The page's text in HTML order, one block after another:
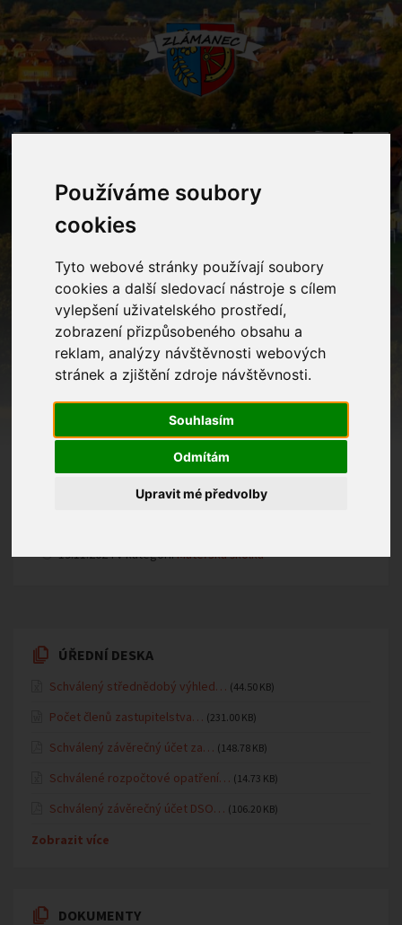
Používáme soubory
cookies
Tyto webové stránky používají soubory
cookies a další sledovací nástroje s cílem
vylepšení uživatelského prostředí,
zobrazení přizpůsobeného obsahu a
reklam, analýzy návštěvnosti webových
stránek a zjištění zdroje návštěvnosti.
Souhlasím
Odmítám
Upravit mé předvolby
Oznámení
Home Oznámení Fond Sidus
Fond Sidus
do 30. 11. 2024máte možnost ještě zakoupit knižní
publikaci s obrázkovým čtením Fondu Sidus
např. do mikulášského balíčku)
a podpořit tak jeho
činnost v oblasti péče o zdravotně znevýhodněné
19.11.2024 v kategoriiMateřská školka
ÚŘEDNÍ DESKA
Schválený střednědobý výhled… (44.50 KB)
Počet členů zastupitelstva… (231.00 KB)
Schválený závěrečný účet za… (148.78 KB)
Schválené rozpočtové opatření… (14.73 KB)
Schválený závěrečný účet DSO… (106.20 KB)
Zobrazit více
DOKUMENTY